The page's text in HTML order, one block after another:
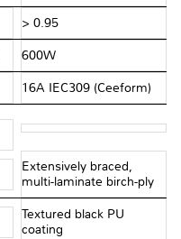
> 0.95
600W
16A IEC309 (Ceeform)
Extensively braced,
multi-laminate birch-ply
Textured black PU
coating